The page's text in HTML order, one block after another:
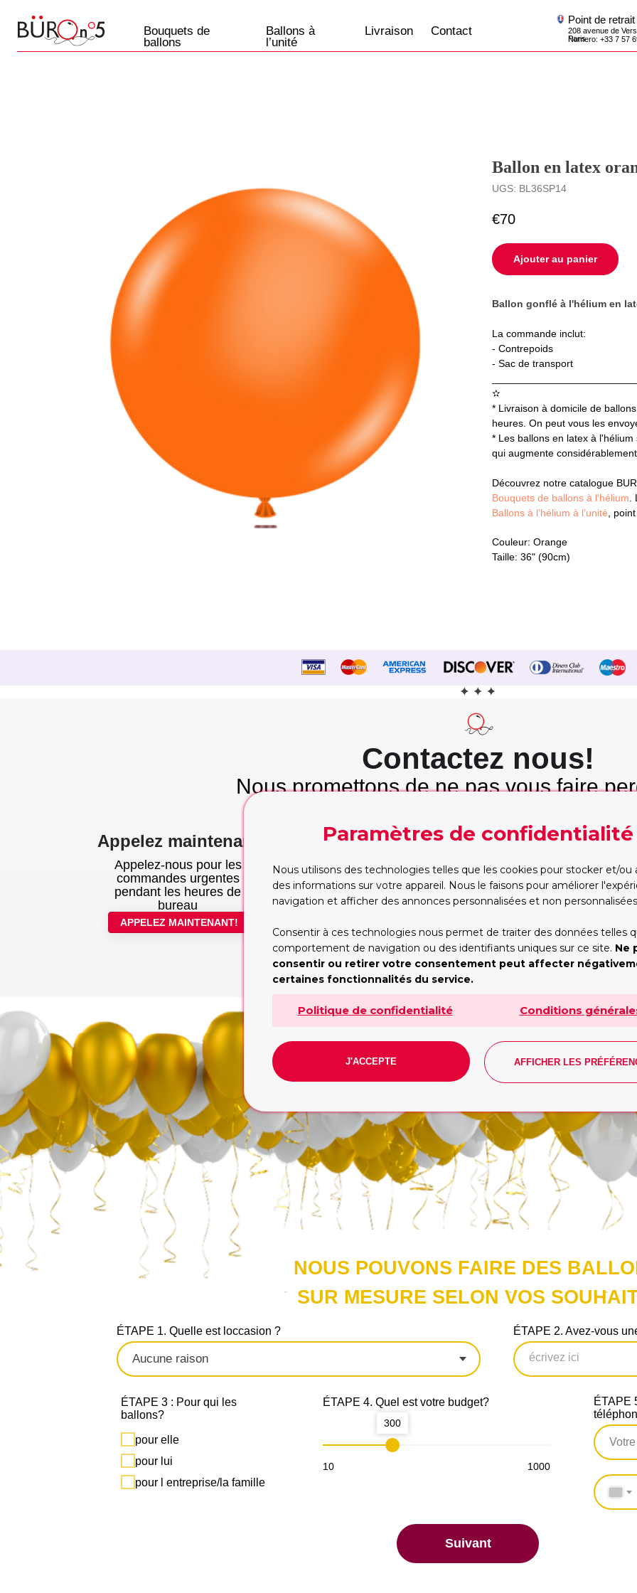
Bouquets de
ballons
Ballons à
Point de retrait
208 avenue de Versailles, 75016,
Numero: +33 7 57 69 07 45
Livraison Contact
Ballon en latex
UGS: BL36SP14
€70
Ajouter au panier
Ballon gonflé à l'hélium en
La commande inclut:
- Contrepoids
- Sac de transport
✫
* Livraison à domicile de
heures. On peut vous les
* Les ballons en latex à
qui augmente
Découvrez notre catalogue
Bouquets de ballons à l'hélium.
Ballons à l’hélium à l’unité,
Couleur: Orange
Taille: 36" (90cm)
Contactez nous!
Nous promettons de ne pas vous faire
*Les heures d'ouverture(GMT+1):
Lundi - Vendredi: 10h - 19h. Samedi: 10h - 17h.
fermé
Etre rappelé
Trop occupé pour
appeler? Partagez vos
contacts, nous vous
rappellerons
Appelez maintenant
Appelez-nous pour les
commandes urgentes
pendant les heures de
bureau
APPELEZ MAINTENANT!
CONTACT
WhatsApp
Vous préférez taper?
Commencez la
dès maintenant, on
du reste!
NOUS POUVONS FAIRE DES
SUR MESURE SELON VOS
ÉTAPE 1. Quelle est loccasion ? ÉTAPE 2. Avez-vous
ÉTAPE 3 : Pour qui les
ballons?
pour elle
pour lui
pour l entreprise/la famille
ÉTAPE 4. Quel est votre budget?
300
10 1000
ÉTAPE
Suivant
Paramètres de confidentialité
Nous utilisons des technologies telles que les cookies pour stocker et/ou
des informations sur votre appareil. Nous le faisons pour améliorer
navigation et afficher des annonces personnalisées et non
Consentir à ces technologies nous permet de traiter des données telles
comportement de navigation ou des identifiants uniques sur ce site. Ne
consentir ou retirer votre consentement peut affecter
certaines fonctionnalités du service.
Politique de confidentialité Conditions
J'ACCEPTE AFFICHER LES